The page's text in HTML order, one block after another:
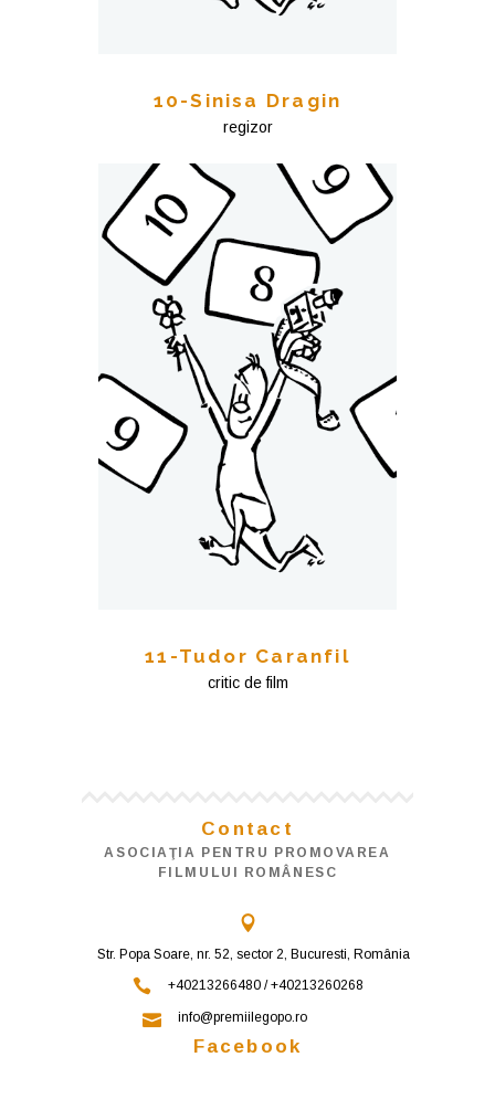
10-Sinisa Dragin
regizor
11-Tudor Caranfil
critic de film
Contact
ASOCIAŢIA PENTRU PROMOVAREA
FILMULUI ROMÂNESC
Str. Popa Soare, nr. 52, sector 2, Bucuresti, România
+40213266480 / +40213260268
info@premiilegopo.ro
Facebook